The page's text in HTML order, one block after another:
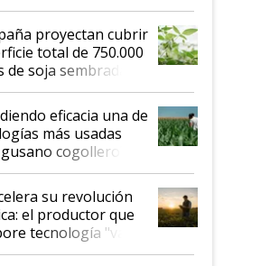
proyectan cubrir
total de 750.000
de soja sembradas
generación de
que marcan un
en genética y
eficacia una de
más usadas
cogollero? El
una tecnología clave
su revolución
el productor que
tecnología "va a
tren"